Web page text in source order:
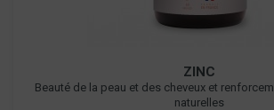
ZINC
Beauté de la peau et des cheveux et
naturelles